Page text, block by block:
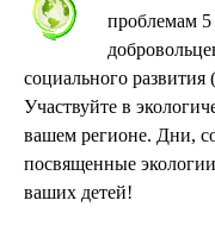
проблемам
социального
Участвуйте в
вашем регионе. Дни,
посвященные
ваших детей!